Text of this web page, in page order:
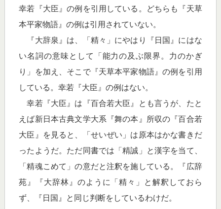
幸若『大臣』の例を引用している。どちらも『天草
本平家物語』の例は引用されていない。
『大辞泉』は、「精々」にやはり『日国』にはな
い名詞の意味として「能力の及ぶ限界。力のかぎ
り」を加え、そこで『天草本平家物語』の例を引用
している。幸若『大臣』の例はない。
幸若『大臣』は『百合若大臣』とも言うが、たと
えば新日本古典文学大系『舞の本』所収の『百合若
大臣』を見ると、「せいぜい」は原本はかな書きだ
ったようだ。ただ同書では「精誠」と漢字を当て、
「精魂こめて」の意だと注釈を施している。『広辞
苑』『大辞林』のように「精々」と解釈しておら
ず、『日国』と同じ判断をしているわけだ。